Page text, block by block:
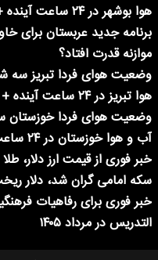
هوا بوشهر در ۲۴ ساعت آینده + هواشناسی بوشهر
برنامه جدید عربستان برای
موازنه قدرت افتاد؟
هوا تبریز در ۲۴ ساعت آینده + هواشناسی تبریز
آب و هوا خوزستان در ۲۴ ساعت آینده + هواشناسی خوزستان
سکه امامی گران شد، دلار
خبر فوری برای رفاهیات
التدریس در مرداد ۱۴۰۵